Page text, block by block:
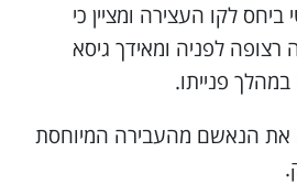
לקו העצירה ומציין כי
לפניה ומאידך גיסא
פנייתו.
את הנאשם מהעבירה המיוחסת